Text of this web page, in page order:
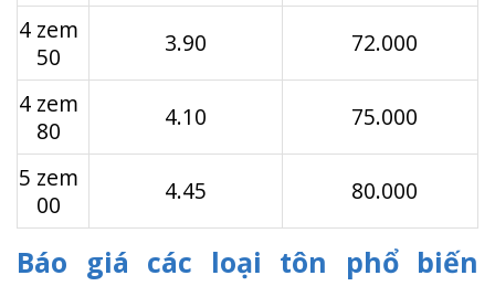
4 zem
50
3.90 72.000
4 zem
80
4.10 75.000
5 zem
00
4.45 80.000
Báo giá các loại tôn phổ biến